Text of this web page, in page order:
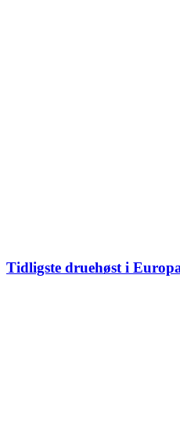
Tidligste druehøst i